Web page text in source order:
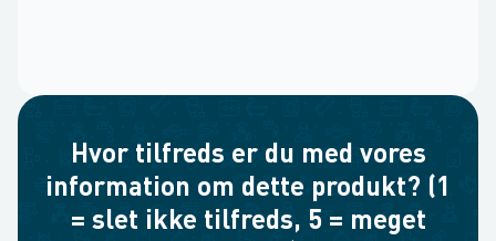
Hvor tilfreds er du med vores
information om dette produkt? (1
= slet ikke tilfreds, 5 = meget